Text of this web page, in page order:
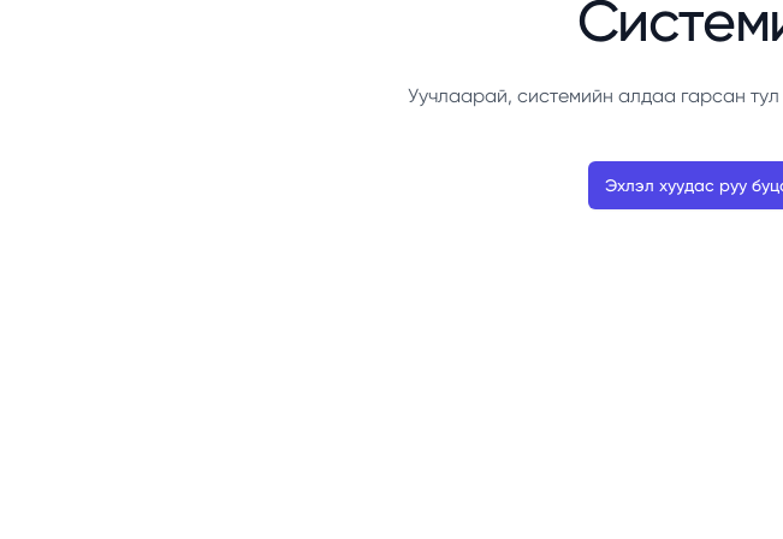
Уучлаарай, системийн алдаа гарсан
Эхлэл хуудас руу